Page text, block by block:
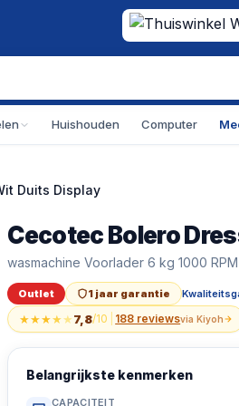
Huishouden Computer
Duits Display
Outlet
Cecotec Bolero DressCode
Cecotec Bolero DressCode
Cecotec Bolero
wasmachine Voorlader 6 kg 1000
Outlet 1 jaar garantie
★★★★★7,8/10 188 reviewsviaKiyoh
Belangrijkste kenmerken
CAPACITEIT